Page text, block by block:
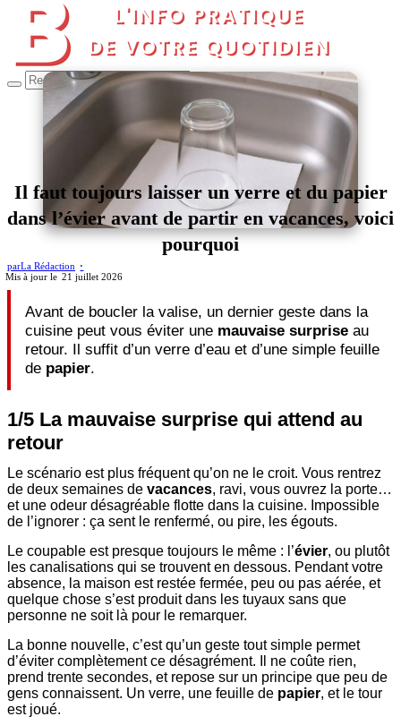
Il faut toujours laisser un verre et du papier
dans l’évier avant de partir en vacances, voici
pourquoi
parLa Rédaction
21 juillet 2026
Avant de boucler la valise, un dernier geste dans la
cuisine peut vous éviter une mauvaise surprise au
retour. Il suffit d’un verre d’eau et d’une simple feuille
de papier.
1/5 La mauvaise surprise qui attend au
retour
Le scénario est plus fréquent qu’on ne le croit. Vous rentrez
de deux semaines de vacances, ravi, vous ouvrez la porte…
et une odeur désagréable flotte dans la cuisine. Impossible
de l’ignorer : ça sent le renfermé, ou pire, les égouts.
Le coupable est presque toujours le même : l’évier, ou plutôt
les canalisations qui se trouvent en dessous. Pendant votre
absence, la maison est restée fermée, peu ou pas aérée, et
quelque chose s’est produit dans les tuyaux sans que
personne ne soit là pour le remarquer.
La bonne nouvelle, c’est qu’un geste tout simple permet
d’éviter complètement ce désagrément. Il ne coûte rien,
prend trente secondes, et repose sur un principe que peu de
gens connaissent. Un verre, une feuille de papier, et le tour
est joué.